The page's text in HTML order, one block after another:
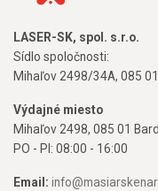
LASER-SK, spol. s.r.o.
Sídlo spoločnosti:
Mihaľov 2498/34A, 085
Výdajné miesto
Mihaľov 2498, 085 01
PO - PI: 08:00 - 16:00
Email: